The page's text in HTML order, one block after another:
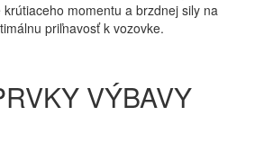
momentu a brzdnej sily na
priľnavosť k vozovke.
VÝBAVY